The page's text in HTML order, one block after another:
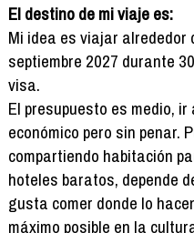
El destino de mi viaje es:
Mi idea es viajar alrededor
septiembre 2027 durante
visa.
El presupuesto es medio,
económico pero sin penar.
compartiendo habitación
hoteles baratos, depende
gusta comer donde lo
máximo posible en la